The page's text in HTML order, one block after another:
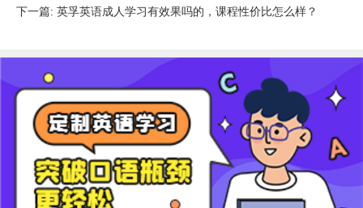
下一篇: ​英孚英语成人学习有效果吗的，课程性价比怎么样？